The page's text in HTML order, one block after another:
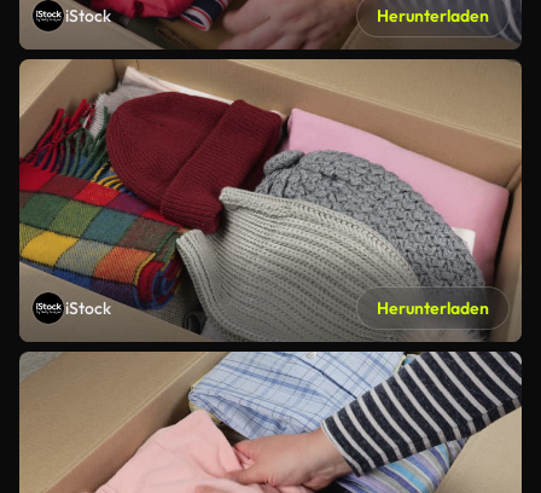
iStock Herunterladen
iStock Herunterladen